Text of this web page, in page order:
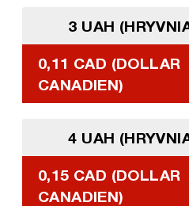
3 UAH
0,11 CAD (DOLLAR
CANADIEN)
4 UAH
0,15 CAD (DOLLAR
CANADIEN)